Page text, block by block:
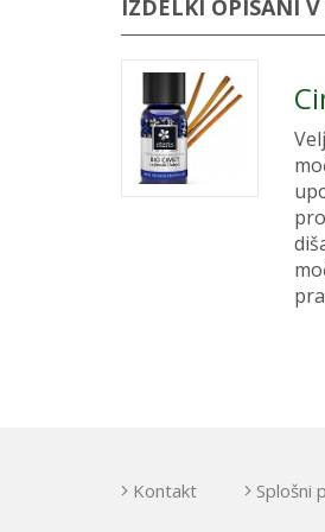
IZDELKI OPISANI
Kontakt Splošni